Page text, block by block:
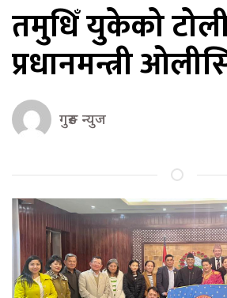
तमुधिँ युकेको
प्रधानमन्त्री
गुरुङ न्युज